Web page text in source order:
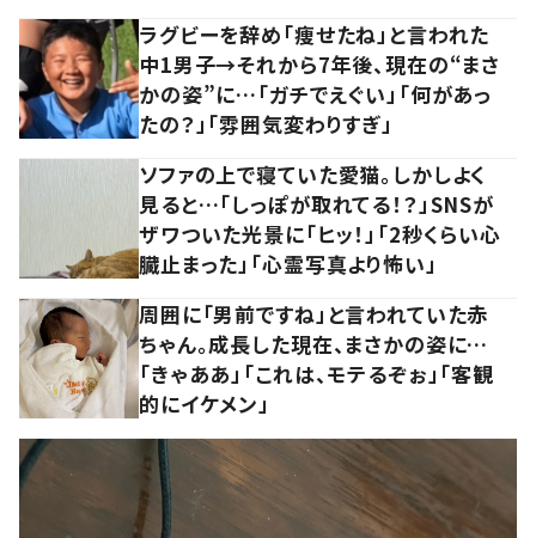
ラグビーを辞め「痩せたね」と言われた
中1男子→それから7年後、現在の“まさ
かの姿”に…「ガチでえぐい」「何があっ
たの？」「雰囲気変わりすぎ」
ソファの上で寝ていた愛猫。しかしよく
見ると…「しっぽが取れてる！？」SNSが
ザワついた光景に「ヒッ！」「2秒くらい心
臓止まった」「心霊写真より怖い」
周囲に「男前ですね」と言われていた赤
ちゃん。成長した現在、まさかの姿に…
「きゃああ」「これは、モテるぞぉ」「客観
的にイケメン」